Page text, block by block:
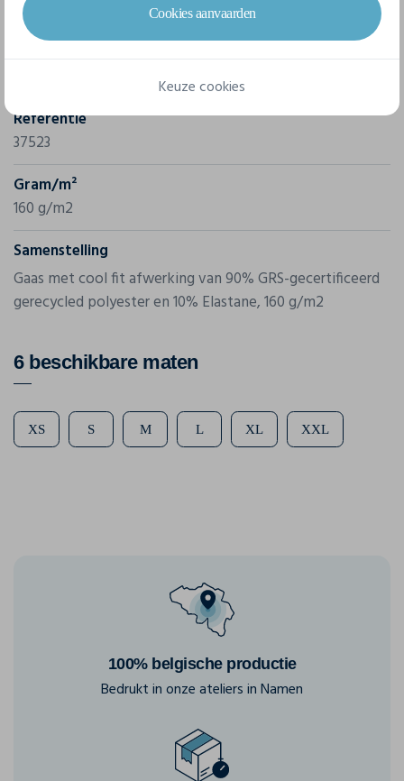
Merk
Referentie
37523
Gram/m²
160 g/m2
Samenstelling
Gaas met cool fit afwerking van 90% GRS-gecertificeerd
gerecycled polyester en 10% Elastane, 160 g/m2
6 beschikbare maten
XS S M L XL XXL
100% belgische productie
Bedrukt in onze ateliers in Namen
Cookies aanvaarden
Keuze cookies